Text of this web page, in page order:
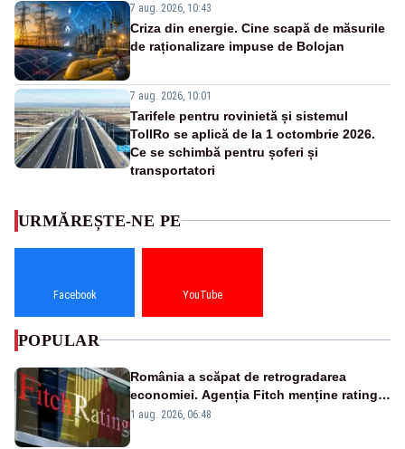
7 aug. 2026, 10:43
Criza din energie. Cine scapă de măsurile
de raționalizare impuse de Bolojan
7 aug. 2026, 10:01
Tarifele pentru rovinietă și sistemul
TollRo se aplică de la 1 octombrie 2026.
Ce se schimbă pentru șoferi și
transportatori
URMĂREȘTE-NE PE
Facebook YouTube
POPULAR
România a scăpat de retrogradarea
economiei. Agenția Fitch menține ratingul
„BBB-” cu perspectivă negativă
1 aug. 2026, 06:48